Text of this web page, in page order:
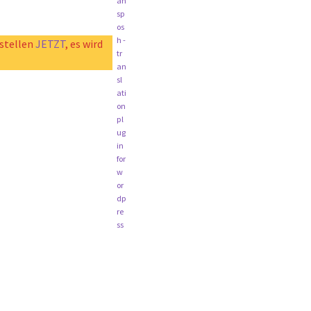
JETZT, es wird